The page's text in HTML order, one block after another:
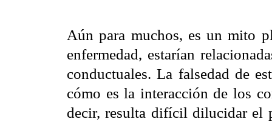
Aún para muchos, es un mito
enfermedad, estarían
conductuales. La falsedad de
cómo es la interacción de los
decir, resulta difícil dilucidar el